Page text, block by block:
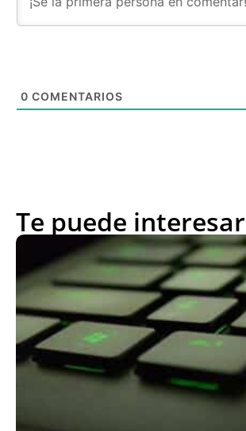
0 COMENTARIOS
Te puede interesar